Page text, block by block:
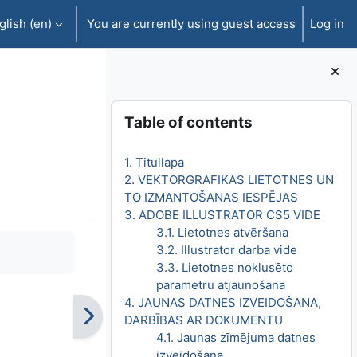
‎(en)‎ You are currently using guest access Log in
Blocks
Skip Table of contents
Table of contents
1. Titullapa
2. VEKTORGRAFIKAS LIETOTNES UN
TO IZMANTOŠANAS IESPĒJAS
3. ADOBE ILLUSTRATOR CS5 VIDE
3.1. Lietotnes atvēršana
3.2. Illustrator darba vide
3.3. Lietotnes noklusēto
parametru atjaunošana
4. JAUNAS DATNES IZVEIDOŠANA,
DARBĪBAS AR DOKUMENTU
4.1. Jaunas zīmējuma datnes